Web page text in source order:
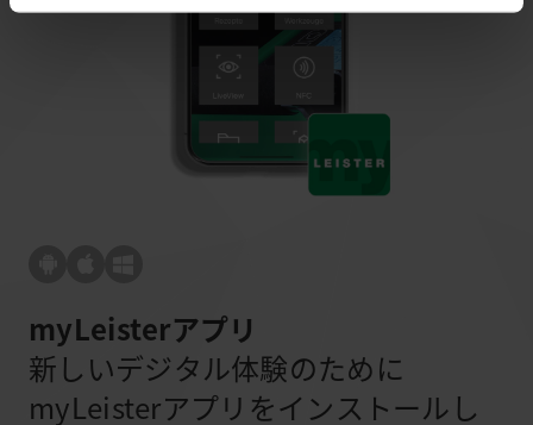
myLeisterアプリ
新しいデジタル体験のために
myLeisterアプリをインストールし